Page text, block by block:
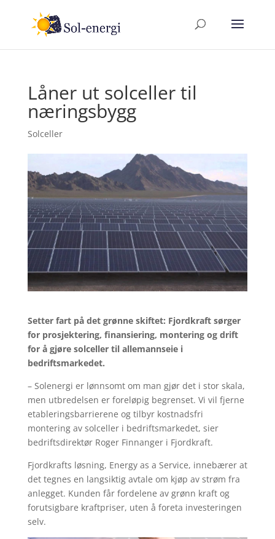
Låner ut solceller til
næringsbygg
Solceller
Setter fart på det grønne skiftet: Fjordkraft sørger
for prosjektering, finansiering, montering og drift
for å gjøre solceller til allemannseie i
bedriftsmarkedet.
– Solenergi er lønnsomt om man gjør det i stor skala,
men utbredelsen er foreløpig begrenset. Vi vil fjerne
etableringsbarrierene og tilbyr kostnadsfri
montering av solceller i bedriftsmarkedet, sier
bedriftsdirektør Roger Finnanger i Fjordkraft.
Fjordkrafts løsning, Energy as a Service, innebærer at
det tegnes en langsiktig avtale om kjøp av strøm fra
anlegget. Kunden får fordelene av grønn kraft og
forutsigbare kraftpriser, uten å foreta investeringen
selv.